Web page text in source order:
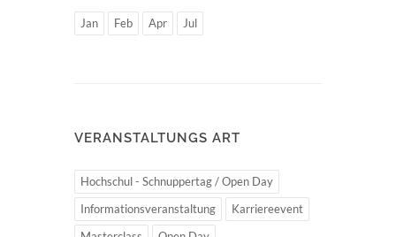
Jan Feb Apr Jul
VERANSTALTUNGS ART
Hochschul - Schnuppertag / Open Day
Informationsveranstaltung
Karriereevent